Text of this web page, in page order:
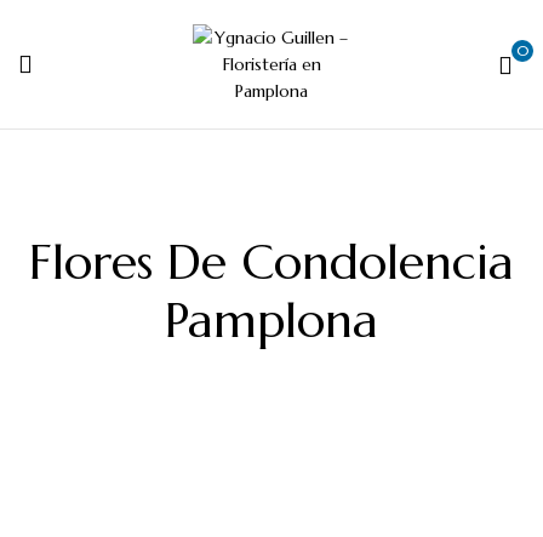
0
Flores De Condolencia
Pamplona